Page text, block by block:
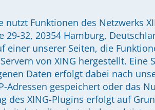
nutzt Funktionen des Netzwerks
29-32, 20354 Hamburg,
einer unserer Seiten, die
von XING hergestellt. Eine
Daten erfolgt dabei nach
Adressen gespeichert oder das
des XING-Plugins erfolgt auf